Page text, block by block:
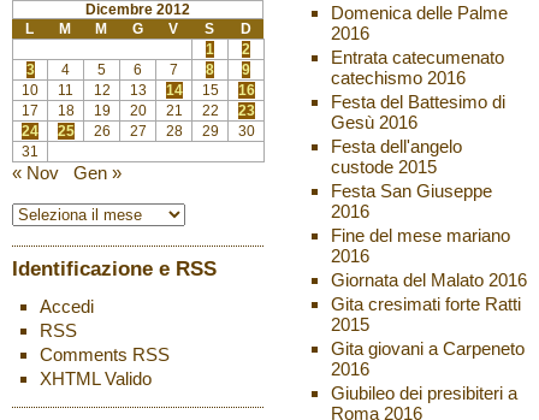
Dicembre 2012
L
M M G V S
D
1
2
3
4 5 6 7 8
9
10
11 12 13 14 15
16
17
18 19 20 21 22
23
24
25 26 27 28 29
30
31
« Nov Gen »
Identificazione e RSS
Accedi
RSS
Comments RSS
XHTMLValido
Domenica delle Palme
2016
Entrata catecumenato
catechismo 2016
Festa del Battesimo di
Gesù 2016
Festa dell'angelo
custode 2015
Festa San Giuseppe
2016
Fine del mese mariano
2016
Giornata del Malato 2016
Gita cresimati forte Ratti
2015
Gita giovani a Carpeneto
2016
Giubileo dei presibiteri a
Roma 2016